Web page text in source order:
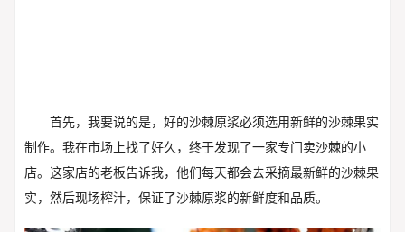
首先，我要说的是，好的沙棘原浆必须选用新鲜的沙棘果实
制作。我在市场上找了好久，终于发现了一家专门卖沙棘的小
店。这家店的老板告诉我，他们每天都会去采摘最新鲜的沙棘果
实，然后现场榨汁，保证了沙棘原浆的新鲜度和品质。